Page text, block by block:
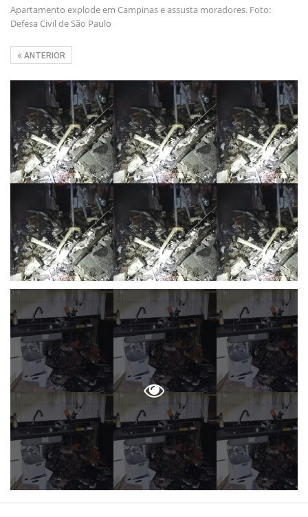
Apartamento explode em Campinas e assusta moradores. Foto:
Defesa Civil de São Paulo
ANTERIOR